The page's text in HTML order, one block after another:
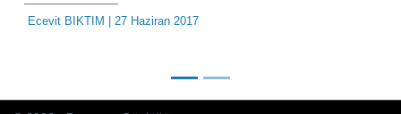
Ecevit BIKTIM | 27 Haziran 2017